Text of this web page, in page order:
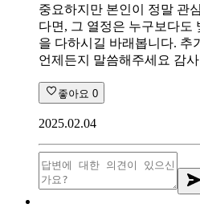
중요하지만 본인이 정말 관
다면, 그 열정은 누구보다도
을 다하시길 바래봅니다. 추
언제든지 말씀해주세요 감
좋아요 0
2025.02.04